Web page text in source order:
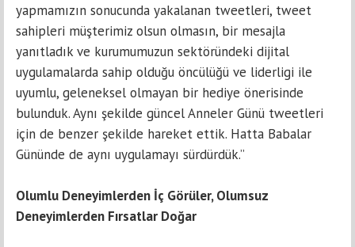
yapmamızın sonucunda yakalanan tweetleri, tweet
sahipleri müşterimiz olsun olmasın, bir mesajla
yanıtladık ve kurumumuzun sektöründeki dijital
uygulamalarda sahip olduğu öncülüğü ve liderligi ile
uyumlu, geleneksel olmayan bir hediye önerisinde
bulunduk. Aynı şekilde güncel Anneler Günü tweetleri
için de benzer şekilde hareket ettik. Hatta Babalar
Gününde de aynı uygulamayı sürdürdük.”
Olumlu Deneyimlerden İç Görüler, Olumsuz
Deneyimlerden Fırsatlar Doğar